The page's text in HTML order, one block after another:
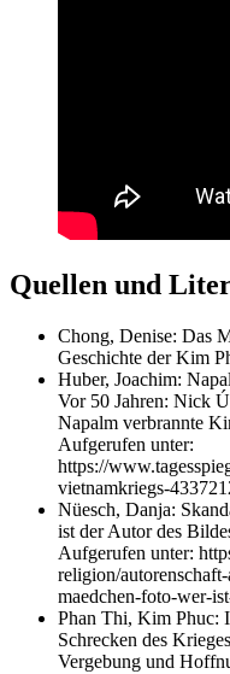
Quellen und
Chong, Denise: Das
Geschichte der Kim
Huber, Joachim:
Vor 50 Jahren: Nick
Napalm verbrannte
Aufgerufen unter:
https://
vietnamkriegs-
Nüesch, Danja:
ist der Autor des
Aufgerufen unter:
religion/
maedchen-foto-wer-
Phan Thi, Kim Phuc:
Schrecken des
Vergebung und